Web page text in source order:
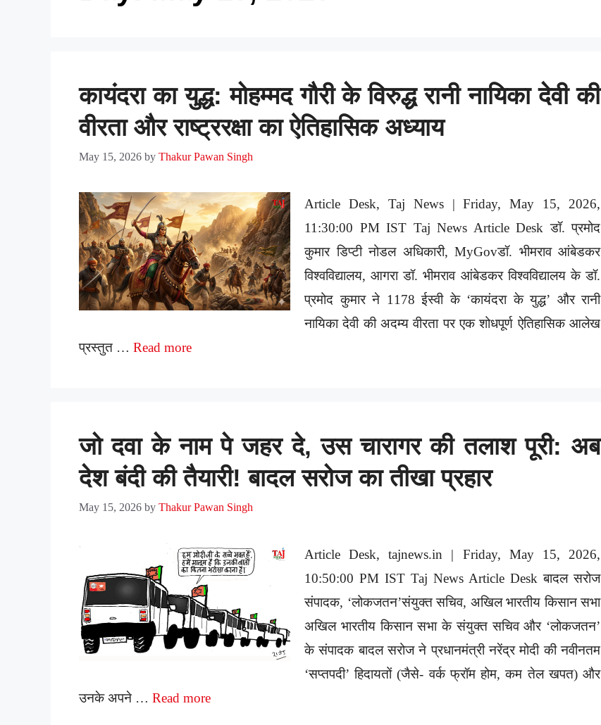
कायंदरा का युद्ध: मोहम्मद गौरी के विरुद्ध रानी नायिका देवी की
वीरता और राष्ट्ररक्षा का ऐतिहासिक अध्याय
May 15, 2026 by Thakur Pawan Singh
Article Desk, Taj News | Friday, May 15, 2026,
11:30:00 PM IST Taj News Article Desk डॉ. प्रमोद
कुमार डिप्टी नोडल अधिकारी, MyGovडॉ. भीमराव आंबेडकर
विश्वविद्यालय, आगरा डॉ. भीमराव आंबेडकर विश्वविद्यालय के डॉ.
प्रमोद कुमार ने 1178 ईस्वी के ‘कायंदरा के युद्ध’ और रानी
नायिका देवी की अदम्य वीरता पर एक शोधपूर्ण ऐतिहासिक आलेख
प्रस्तुत … Read more
जो दवा के नाम पे जहर दे, उस चारागर की तलाश पूरी: अब
देश बंदी की तैयारी! बादल सरोज का तीखा प्रहार
May 15, 2026 by Thakur Pawan Singh
Article Desk, tajnews.in | Friday, May 15, 2026,
10:50:00 PM IST Taj News Article Desk बादल सरोज
संपादक, ‘लोकजतन’संयुक्त सचिव, अखिल भारतीय किसान सभा
अखिल भारतीय किसान सभा के संयुक्त सचिव और ‘लोकजतन’
के संपादक बादल सरोज ने प्रधानमंत्री नरेंद्र मोदी की नवीनतम
‘सप्तपदी’ हिदायतों (जैसे- वर्क फ्रॉम होम, कम तेल खपत) और
उनके अपने … Read more